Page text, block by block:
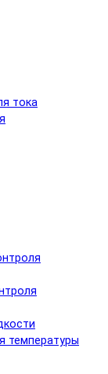
тока
температуры